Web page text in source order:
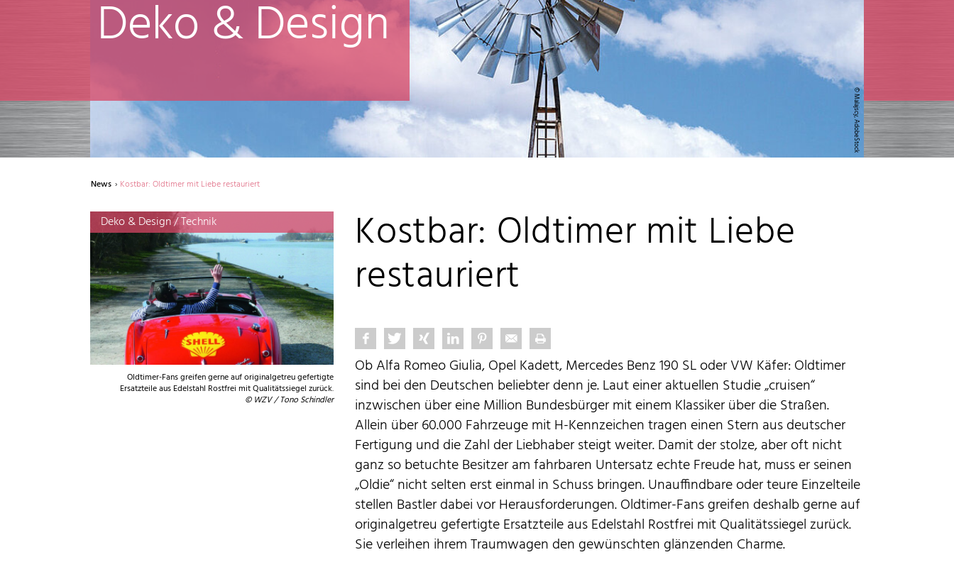
© Malajscy, AdobeStock
Deko & Design
News Kostbar: Oldtimer mit Liebe restauriert
Deko & Design / Technik
Oldtimer-Fans greifen gerne auf originalgetreu gefertigte
Ersatzteile aus Edelstahl Rostfrei mit Qualitätssiegel zurück.
© WZV / Tono Schindler
Kostbar: Oldtimer mit Liebe
restauriert
Ob Alfa Romeo Giulia, Opel Kadett, Mercedes Benz 190 SL oder VW Käfer: Oldtimer
sind bei den Deutschen beliebter denn je. Laut einer aktuellen Studie „cruisen“
inzwischen über eine Million Bundesbürger mit einem Klassiker über die Straßen.
Allein über 60.000 Fahrzeuge mit H-Kennzeichen tragen einen Stern aus deutscher
Fertigung und die Zahl der Liebhaber steigt weiter. Damit der stolze, aber oft nicht
ganz so betuchte Besitzer am fahrbaren Untersatz echte Freude hat, muss er seinen
„Oldie“ nicht selten erst einmal in Schuss bringen. Unauffindbare oder teure Einzelteile
stellen Bastler dabei vor Herausforderungen. Oldtimer-Fans greifen deshalb gerne auf
originalgetreu gefertigte Ersatzteile aus Edelstahl Rostfrei mit Qualitätssiegel zurück.
Sie verleihen ihrem Traumwagen den gewünschten glänzenden Charme.